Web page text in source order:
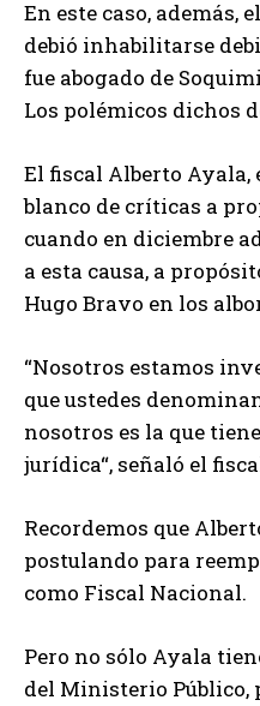
En este caso, además,
debió inhabilitarse
fue abogado de
Los polémicos dichos
El fiscal Alberto Ayala,
blanco de críticas a
cuando en diciembre
a esta causa, a
Hugo Bravo en los
“Nosotros estamos
que ustedes
nosotros es la que
jurídica“, señaló el
Recordemos que
postulando para
como Fiscal Nacional.
Pero no sólo Ayala
del Ministerio Público,